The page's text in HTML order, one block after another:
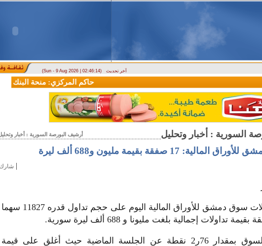
(Sun - 9 Aug 2026 | 02:46:14) آخر تحديث
حاكم المركزي: منحة البنك
أرشيف البورصة السورية : أخبار
المالية: 17 صفقة بقيمة مليون و688 ألف ليرة
شارك |
أغلقت جلسة تداولات سوق دمشق للأوراق المالية اليوم على حجم تداول قدره 11827 سهما
وانخفض مؤشر السوق بمقدار 76ر2 نقطة عن الجلسة الماضية حيث أغلق على قيمة